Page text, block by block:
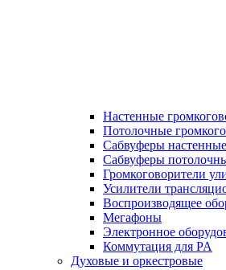
Настенные
Потолочные
Сабвуферы настенные
Сабвуферы
Громкоговорители
Усилители
Воспроизводящее
Мегафоны
Электронное
Коммутация для PA
Духовые и оркестровые